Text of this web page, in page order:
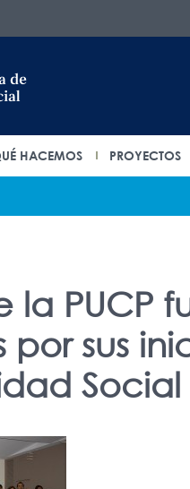
HACEMOS PROYECTOS
la PUCP
sus
Social